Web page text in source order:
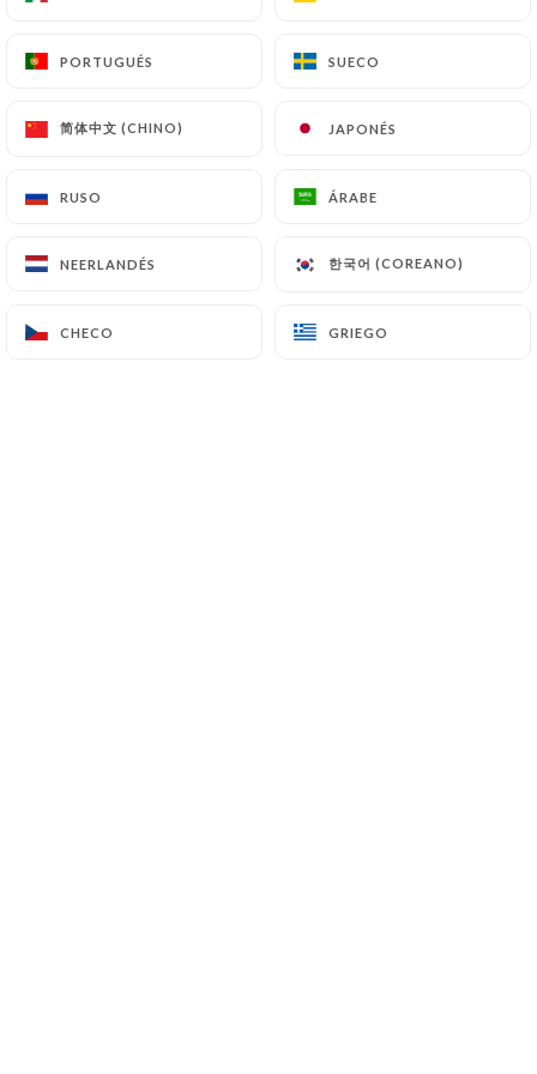
PORTUGUÉS SUECO
简体中文 (CHINO) JAPONÉS
RUSO ÁRABE
NEERLANDÉS 한국어 (COREANO)
CHECO GRIEGO
Galería
PORTUGUÉS SUECO
简体中文 (CHINO) JAPONÉS
RUSO ÁRABE
NEERLANDÉS 한국어 (COREANO)
CHECO GRIEGO